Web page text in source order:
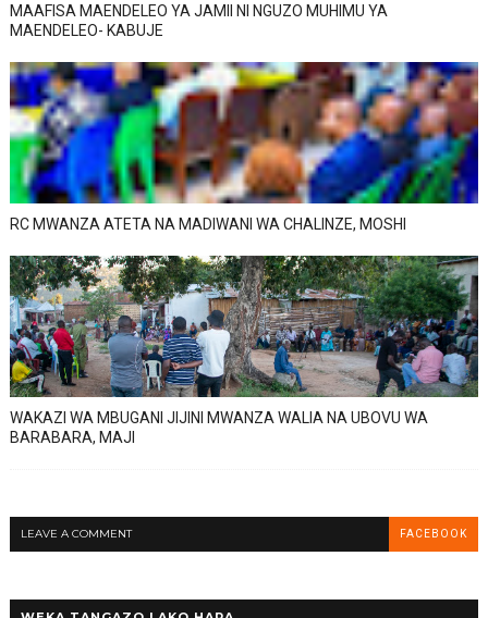
MAAFISA MAENDELEO YA JAMII NI NGUZO MUHIMU YA
MAENDELEO- KABUJE
RC MWANZA ATETA NA MADIWANI WA CHALINZE, MOSHI
WAKAZI WA MBUGANI JIJINI MWANZA WALIA NA UBOVU WA
BARABARA, MAJI
LEAVE A COMMENT FACEBOOK